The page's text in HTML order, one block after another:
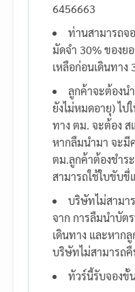
6456663
ท่านสามารถจ
มัดจำ 30% ของย
เหลือก่อนเดินทาง
ลูกค้าจะต้องน
ยังไม่หมดอายุ) ไป
ทาง ตม. จะต้อง
หากลืมนำมา จะมี
ตม.ลูกค้าต้องชำร
สามารถใช้ใบขับขี่
บริษัทไม่สามา
จาก การลืมนำบัต
เดินทาง และหาก
บริษัทไม่สามารถคื
ทัวร์นี้รับจองขั้